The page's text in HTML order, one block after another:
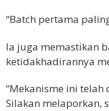
“Batch pertama
Ia juga memastikan
ketidakhadirannya
“Mekanisme ini
Silakan melaporkan,